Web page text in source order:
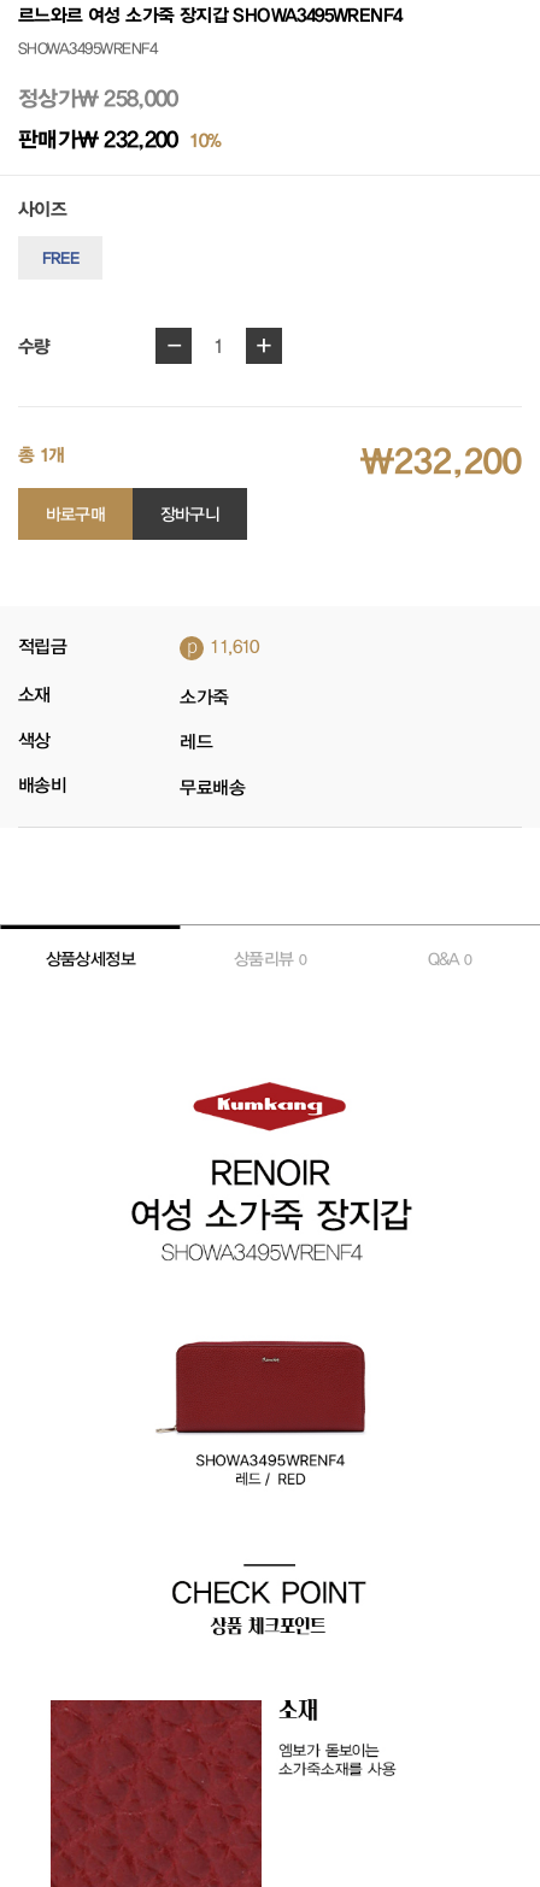
르느와르 여성 소가죽 장지갑 SHOWA3495WRENF4
SHOWA3495WRENF4
정상가₩ 258,000
판매가₩ 232,200 10%
사이즈
FREE
수량 - 1 +
총 1개 ₩232,200
바로구매 장바구니
적립금 p 11,610
소재 소가죽
색상 레드
배송비 무료배송
상품상세정보 상품리뷰 0 Q&A0